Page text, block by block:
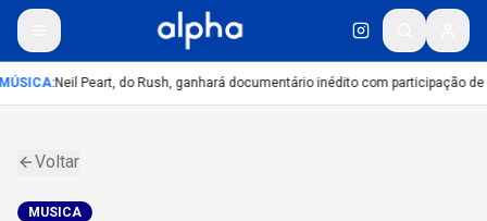
:Neil Peart, do Rush, ganhará documentário inédito com participação de
Voltar
MUSICA